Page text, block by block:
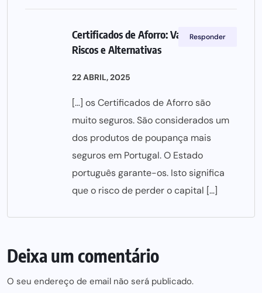
Certificados de Aforro: Vantagens,
Riscos e Alternativas
22 ABRIL, 2025
[…] os Certificados de Aforro são
muito seguros. São considerados um
dos produtos de poupança mais
seguros em Portugal. O Estado
português garante-os. Isto significa
que o risco de perder o capital […]
Responder
Deixa um comentário
O seu endereço de email não será publicado.